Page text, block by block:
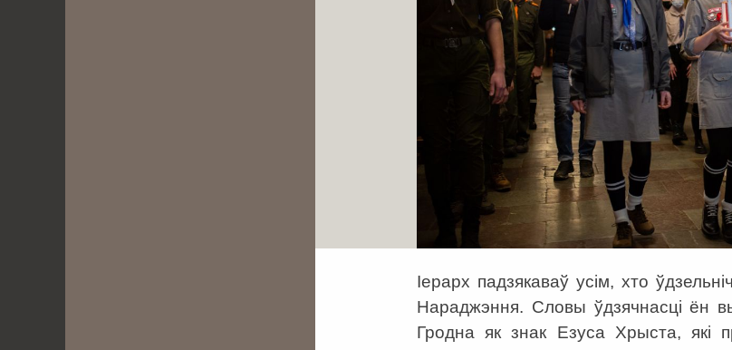
Іерарх падзякаваў усім, хто
Нараджэння. Словы ўдзячнасці ён
Гродна як знак Езуса Хрыста, які